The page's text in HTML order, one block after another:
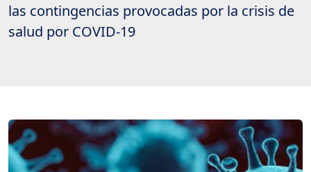
las contingencias provocadas por la crisis de
salud por COVID-19